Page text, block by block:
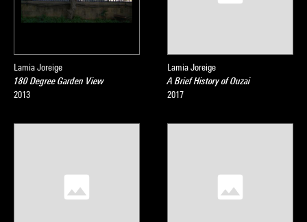
Lamia Joreige
180 Degree Garden View
2013
Lamia Joreige
A Brief History of Ouzai
2017